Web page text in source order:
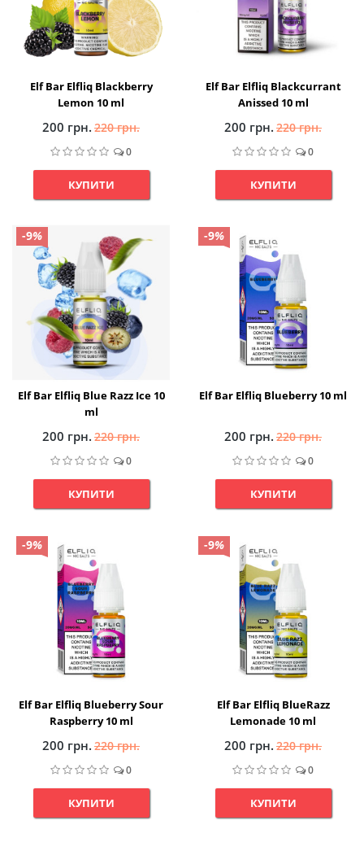
Elf Bar Elfliq Blackberry
Lemon 10 ml
200 грн. 220 грн.
0
КУПИТИ
Elf Bar Elfliq Blackcurrant
Anissed 10 ml
200 грн. 220 грн.
0
КУПИТИ
Elf Bar Elfliq Blue Razz Ice 10
ml
200 грн. 220 грн.
-9%
0
КУПИТИ
Elf Bar Elfliq Blueberry 10 ml
200 грн. 220 грн.
-9%
0
КУПИТИ
Elf Bar Elfliq Blueberry Sour
Raspberry 10 ml
200 грн. 220 грн.
-9%
0
КУПИТИ
Elf Bar Elfliq BlueRazz
Lemonade 10 ml
200 грн. 220 грн.
-9%
0
КУПИТИ